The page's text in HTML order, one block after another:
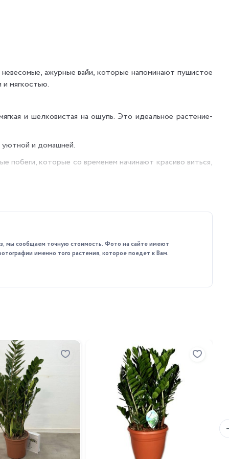
ажурные вайи, которые напоминают пушистое
мягкостью.
и шелковистая на ощупь. Это идеальное растение-
уютной и домашней.
побеги, которые со временем начинают красиво виться,
и осыплется.
мы сообщаем точную стоимость. Фото на сайте имеют
именно того растения, которое поедет к Вам.